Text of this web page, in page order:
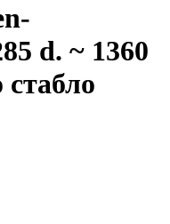
d. ~ 1360